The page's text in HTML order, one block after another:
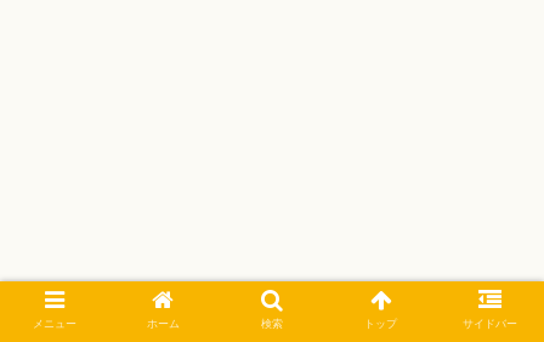
メニュー ホーム 検索 トップ サイドバー